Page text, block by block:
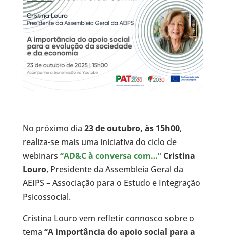
No próximo dia 23 de outubro, às 15h00,
realiza-se mais uma iniciativa do ciclo de
webinars “AD&C à conversa com…”Cristina
Louro, Presidente da Assembleia Geral da
AEIPS – Associação para o Estudo e Integração
Psicossocial.
Cristina Louro vem refletir connosco sobre o
tema “A importância do apoio social para a